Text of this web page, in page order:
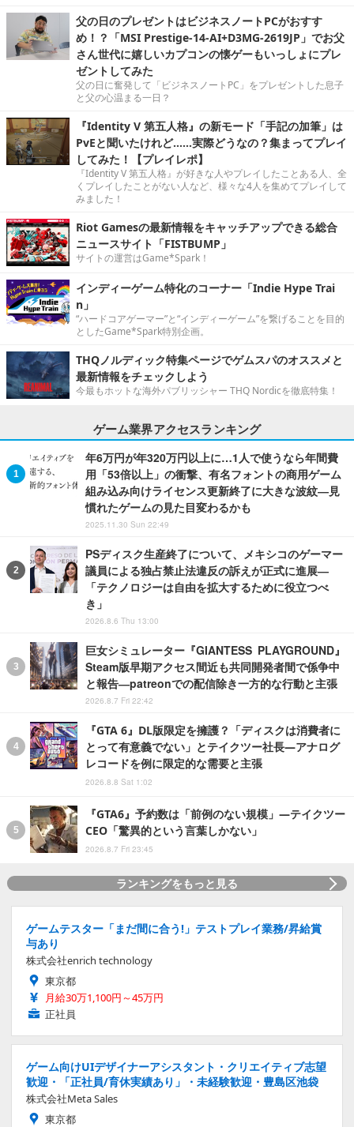
父の日のプレゼントはビジネスノートPCがおすす
め！？「MSI Prestige-14-AI+D3MG-2619JP」でお父
さん世代に嬉しいカプコンの懐ゲーもいっしょにプレ
ゼントしてみた
父の日に奮発して「ビジネスノートPC」をプレゼントした息子
と父の心温まる一日？
『Identity V 第五人格』の新モード「手記の加筆」は
PvEと聞いたけれど……実際どうなの？集まってプレイ
してみた！【プレイレポ】
『Identity V 第五人格』が好きな人やプレイしたことある人、全
くプレイしたことがない人など、様々な4人を集めてプレイして
みました！
Riot Gamesの最新情報をキャッチアップできる総合
ニュースサイト「FISTBUMP」
サイトの運営はGame*Spark！
インディーゲーム特化のコーナー「Indie Hype Trai
n」
“ハードコアゲーマー”と“インディーゲーム”を繋げることを目的
としたGame*Spark特別企画。
THQノルディック特集ページでゲムスパのオススメと
最新情報をチェックしよう
今最もホットな海外パブリッシャー THQ Nordicを徹底特集！
ゲーム業界アクセスランキング
年6万円が年320万円以上に…1人で使うなら年間費
用「53倍以上」の衝撃、有名フォントの商用ゲーム
組み込み向けライセンス更新終了に大きな波紋―見
慣れたゲームの見た目変わるかも
2025.11.30 Sun 22:49
PSディスク生産終了について、メキシコのゲーマー
議員による独占禁止法違反の訴えが正式に進展―
「テクノロジーは自由を拡大するために役立つべ
き」
2026.8.6 Thu 13:00
巨女シミュレーター『GIANTESS PLAYGROUND』
Steam版早期アクセス間近も共同開発者間で係争中
と報告―patreonでの配信除き一方的な行動と主張
2026.8.7 Fri 22:42
『GTA 6』DL版限定を擁護？「ディスクは消費者に
とって有意義でない」とテイクツー社長―アナログ
レコードを例に限定的な需要と主張
2026.8.8 Sat 1:02
『GTA6』予約数は「前例のない規模」―テイクツー
CEO「驚異的という言葉しかない」
2026.8.7 Fri 23:45
ランキングをもっと見る
ゲームテスター「まだ間に合う!」テストプレイ業務/昇給賞
与あり
株式会社enrich technology
東京都
月給30万1,100円～45万円
正社員
ゲーム向けUIデザイナーアシスタント・クリエイティブ志望
歓迎・「正社員/育休実績あり」・未経験歓迎・豊島区池袋
株式会社Meta Sales
東京都